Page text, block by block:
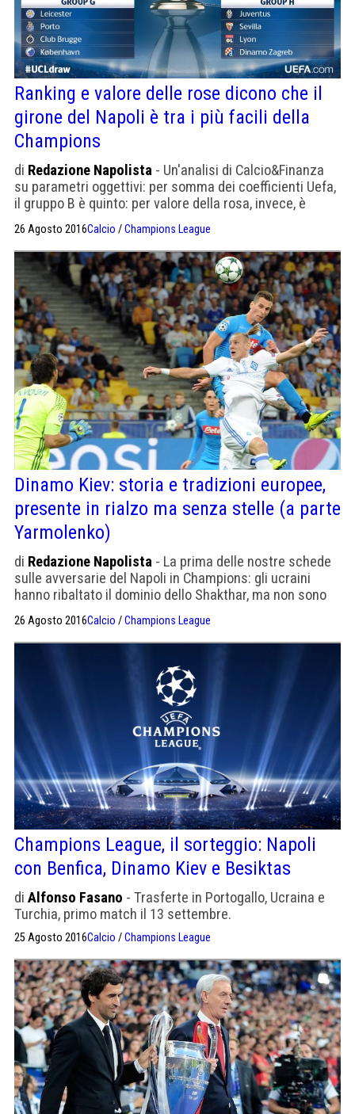
Ranking e valore delle rose dicono che il
girone del Napoli è tra i più facili della
Champions
di Redazione Napolista - Un'analisi di Calcio&Finanza
su parametri oggettivi: per somma dei coefficienti Uefa,
il gruppo B è quinto: per valore della rosa, invece, è
26 Agosto 2016Calcio /Champions League
Dinamo Kiev: storia e tradizioni europee,
presente in rialzo ma senza stelle (a parte
Yarmolenko)
di Redazione Napolista - La prima delle nostre schede
sulle avversarie del Napoli in Champions: gli ucraini
hanno ribaltato il dominio dello Shakthar, ma non sono
26 Agosto 2016Calcio /Champions League
Champions League, il sorteggio: Napoli
con Benfica, Dinamo Kiev e Besiktas
di Alfonso Fasano - Trasferte in Portogallo, Ucraina e
Turchia, primo match il 13 settembre.
25 Agosto 2016Calcio /Champions League